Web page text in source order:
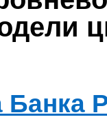
Банка